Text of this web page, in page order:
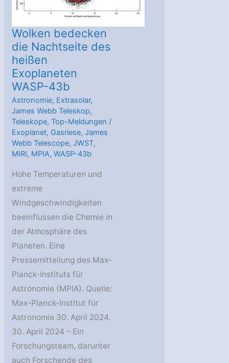
Wolken bedecken
die Nachtseite des
heißen
Exoplaneten
WASP-43b
Astronomie, Extrasolar,
James Webb Teleskop,
Teleskope,Top-Meldungen /
Exoplanet, Gasriese,James
Webb Telescope,JWST,
MIRI, MPIA,WASP-43b
Hohe Temperaturen und
extreme
Windgeschwindigkeiten
beeinflussen die Chemie in
der Atmosphäre des
Planeten. Eine
Pressemitteilung des Max-
Planck-Instituts für
Astronomie (MPIA). Quelle:
Max-Planck-Institut für
Astronomie 30. April 2024.
30. April 2024 – Ein
Forschungsteam, darunter
auch Forschende des